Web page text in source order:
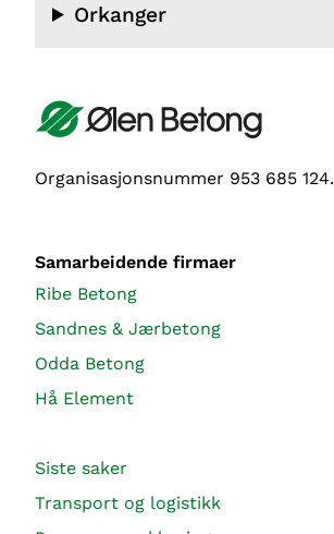
Orkanger
Organisasjonsnummer 953 685 124.
Samarbeidende firmaer
Ribe Betong
Sandnes & Jærbetong
Odda Betong
Hå Element
Siste saker
Transport og logistikk